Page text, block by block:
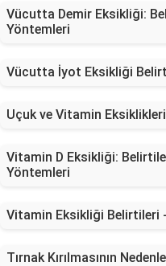
Vücutta Demir Eksikliği:
Yöntemleri
Vücutta İyot Eksikliği
Uçuk ve Vitamin
Vitamin D Eksikliği:
Yöntemleri
Vitamin Eksikliği Belirtileri -
Tırnak Kırılmasının